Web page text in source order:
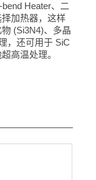
Heater、二
加热器，这样
(Si3N4)、多晶
，还可用于 SiC
高温处理。